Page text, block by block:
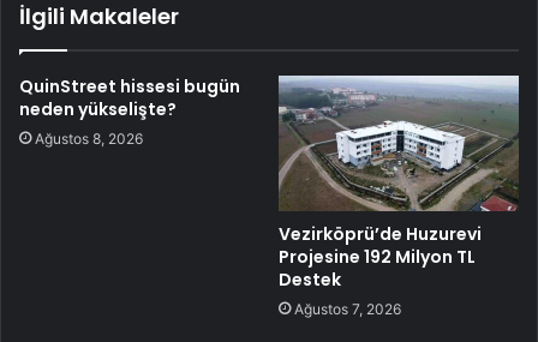
İlgili Makaleler
QuinStreet hissesi bugün
neden yükselişte?
Ağustos 8, 2026
Vezirköprü’de Huzurevi
Projesine 192 Milyon TL
Destek
Ağustos 7, 2026